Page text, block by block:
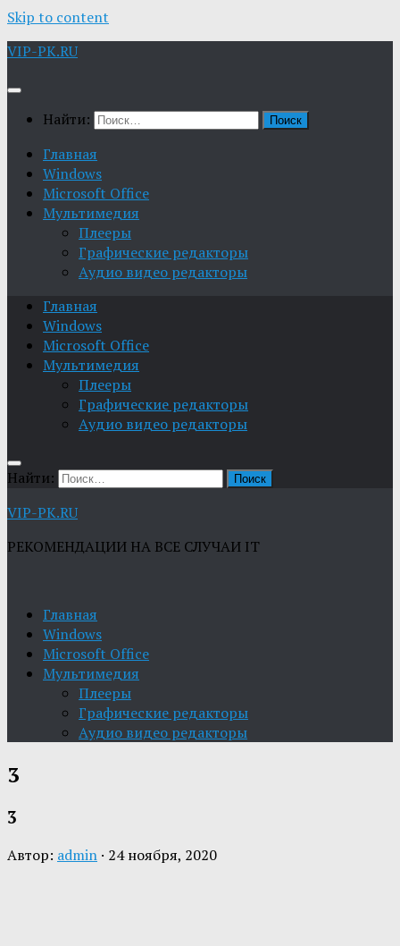
Skip to content
VIP-PK.RU
Найти:
Главная
Windows
Microsoft Office
Мультимедия
Плееры
Графические редакторы
Aудио видео редакторы
Главная
Windows
Microsoft Office
Мультимедия
Плееры
Графические редакторы
Aудио видео редакторы
Найти:
VIP-PK.RU
РЕКОМЕНДАЦИИ НА ВСЕ СЛУЧАИ IT
Главная
Windows
Microsoft Office
Мультимедия
Плееры
Графические редакторы
Aудио видео редакторы
3
3
Автор: admin · 24 ноября, 2020